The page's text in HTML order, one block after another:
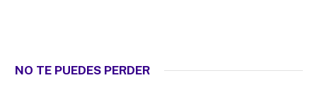
NO TE PUEDES PERDER